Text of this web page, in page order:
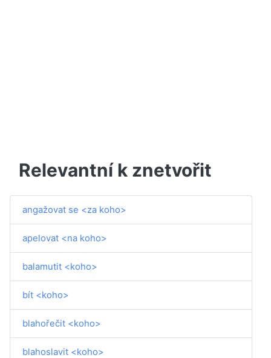
Relevantní k znetvořit
angažovat se <za koho>
apelovat <na koho>
balamutit <koho>
bít <koho>
blahořečit <koho>
blahoslavit <koho>